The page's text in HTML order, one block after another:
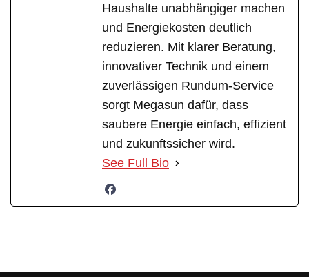
Haushalte unabhängiger machen
und Energiekosten deutlich
reduzieren. Mit klarer Beratung,
innovativer Technik und einem
zuverlässigen Rundum-Service
sorgt Megasun dafür, dass
saubere Energie einfach, effizient
und zukunftssicher wird.
See Full Bio